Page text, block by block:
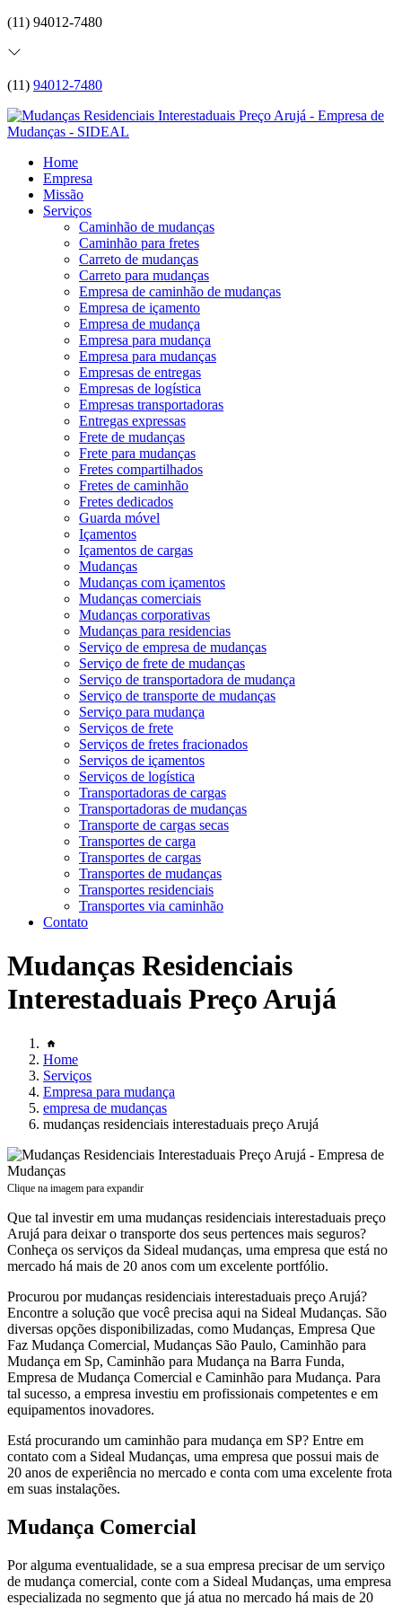
(11) 94012-7480
(11) 94012-7480
Home
Empresa
Missão
Serviços
Caminhão de mudanças
Caminhão para fretes
Carreto de mudanças
Carreto para mudanças
Empresa de caminhão de mudanças
Empresa de içamento
Empresa de mudança
Empresa para mudança
Empresa para mudanças
Empresas de entregas
Empresas de logística
Empresas transportadoras
Entregas expressas
Frete de mudanças
Frete para mudanças
Fretes compartilhados
Fretes de caminhão
Fretes dedicados
Guarda móvel
Içamentos
Içamentos de cargas
Mudanças
Mudanças com içamentos
Mudanças comerciais
Mudanças corporativas
Mudanças para residencias
Serviço de empresa de mudanças
Serviço de frete de mudanças
Serviço de transportadora de mudança
Serviço de transporte de mudanças
Serviço para mudança
Serviços de frete
Serviços de fretes fracionados
Serviços de içamentos
Serviços de logística
Transportadoras de cargas
Transportadoras de mudanças
Transporte de cargas secas
Transportes de carga
Transportes de cargas
Transportes de mudanças
Transportes residenciais
Transportes via caminhão
Contato
Mudanças Residenciais
Interestaduais Preço Arujá
Home
Serviços
Empresa para mudança
empresa de mudanças
mudanças residenciais interestaduais preço Arujá
Clique na imagem para expandir
Que tal investir em uma mudanças residenciais interestaduais preço
Arujá para deixar o transporte dos seus pertences mais seguros?
Conheça os serviços da Sideal mudanças, uma empresa que está no
mercado há mais de 20 anos com um excelente portfólio.
Procurou por mudanças residenciais interestaduais preço Arujá?
Encontre a solução que você precisa aqui na Sideal Mudanças. São
diversas opções disponibilizadas, como Mudanças, Empresa Que
Faz Mudança Comercial, Mudanças São Paulo, Caminhão para
Mudança em Sp, Caminhão para Mudança na Barra Funda,
Empresa de Mudança Comercial e Caminhão para Mudança. Para
tal sucesso, a empresa investiu em profissionais competentes e em
equipamentos inovadores.
Está procurando um caminhão para mudança em SP? Entre em
contato com a Sideal Mudanças, uma empresa que possui mais de
20 anos de experiência no mercado e conta com uma excelente frota
em suas instalações.
Mudança Comercial
Por alguma eventualidade, se a sua empresa precisar de um serviço
de mudança comercial, conte com a Sideal Mudanças, uma empresa
especializada no segmento que já atua no mercado há mais de 20